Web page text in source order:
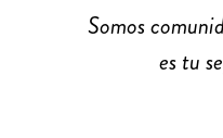
Somos
es tu